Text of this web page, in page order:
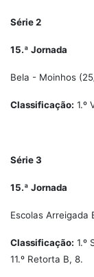
Série 2
15.ª Jornada
Bela - Moinhos
Classificação: 1.º
Série 3
15.ª Jornada
Escolas Arreigada
Classificação: 1.º
11.º Retorta B, 8.